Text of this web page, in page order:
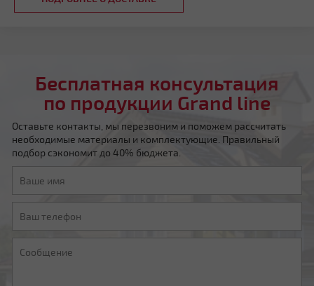
Бесплатная консультация
по продукции Grand line
Оставьте контакты, мы перезвоним и поможем рассчитать
необходимые материалы и комплектующие. Правильный
подбор сэкономит до 40% бюджета.